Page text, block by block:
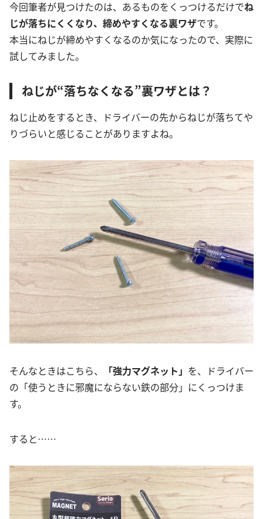
今回筆者が見つけたのは、あるものをくっつけるだけでね
じが落ちにくくなり、締めやすくなる裏ワザです。
本当にねじが締めやすくなるのか気になったので、実際に
試してみました。
ねじが“落ちなくなる”裏ワザとは？
ねじ止めをするとき、ドライバーの先からねじが落ちてや
りづらいと感じることがありますよね。
そんなときはこちら、 「強力マグネット」 を、ドライバー
の「使うときに邪魔にならない鉄の部分」にくっつけま
す。
すると……